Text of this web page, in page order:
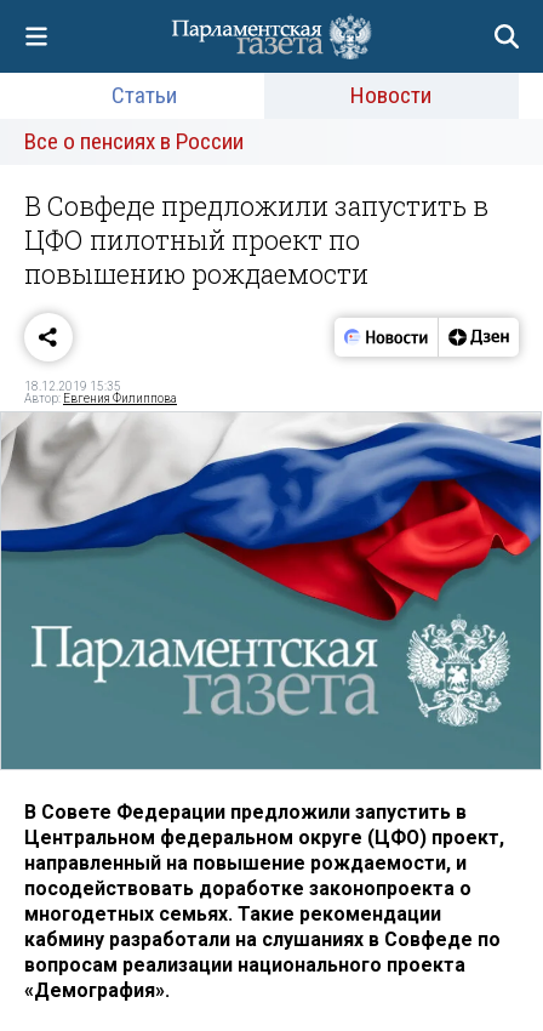
Статьи
Новости
Все о пенсиях в России
В Совфеде предложили запустить в
ЦФО пилотный проект по
повышению рождаемости
18.12.2019 15:35
Автор: Евгения Филиппова
В Совете Федерации предложили запустить в
Центральном федеральном округе (ЦФО) проект,
направленный на повышение рождаемости, и
посодействовать доработке законопроекта о
многодетных семьях. Такие рекомендации
кабмину разработали на слушаниях в Совфеде по
вопросам реализации национального проекта
«Демография».